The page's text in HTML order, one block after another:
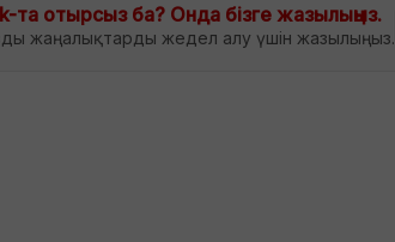
та отырсыз ба? Онда бізге жазылыңыз.
жаңалықтарды жедел алу үшін жазылыңыз.